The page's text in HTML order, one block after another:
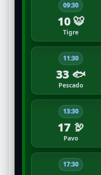
09:30
10 🐯
Tigre
11:30
33 🐟
Pescado
13:30
17 🦃
Pavo
17:30